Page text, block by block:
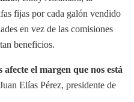
fijas por cada galón vendido
en vez de las comisiones
beneficios.
el margen que nos está
Elías Pérez, presidente de